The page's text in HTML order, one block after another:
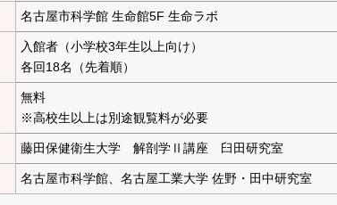
名古屋市科学館 生命館5F 生命ラボ
入館者（小学校3年生以上向け）
各回18名（先着順）
無料
※高校生以上は別途観覧料が必要
藤田保健衛生大学 解剖学Ⅱ講座 臼田研究室
名古屋市科学館、名古屋工業大学 佐野・田中研究室